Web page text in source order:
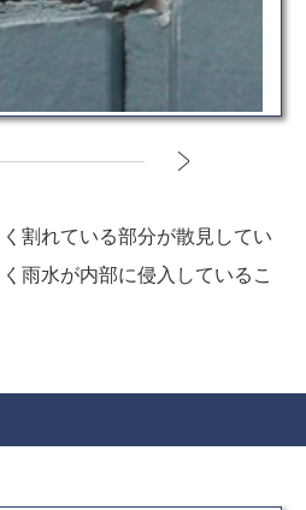
割れている部分が散見してい
雨水が内部に侵入しているこ